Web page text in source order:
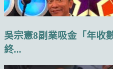
吳宗憲8副業吸金「年
終...